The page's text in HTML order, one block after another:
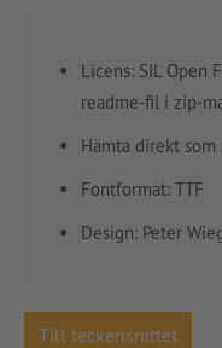
Licens: SIL Open
readme-fil i zip-
Hämta direkt
Fontformat: TTF
Design: Peter
Till teckensnittet